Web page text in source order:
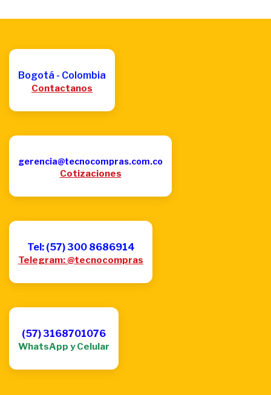
Bogotá - Colombia
Contactanos
gerencia@tecnocompras.com.co
Cotizaciones
Tel: (57) 300 8686914
Telegram: @tecnocompras
(57) 3168701076
WhatsApp y Celular